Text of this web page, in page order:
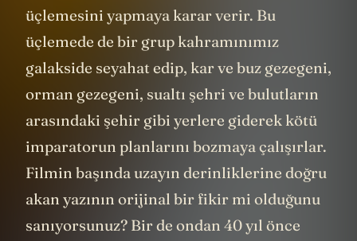
üçlemesini yapmaya karar verir. Bu
üçlemede de bir grup kahramınımız
galakside seyahat edip, kar ve buz gezegeni,
orman gezegeni, sualtı şehri ve bulutların
arasındaki şehir gibi yerlere giderek kötü
imparatorun planlarını bozmaya çalışırlar.
Filmin başında uzayın derinliklerine doğru
akan yazının orijinal bir fikir mi olduğunu
sanıyorsunuz? Bir de ondan 40 yıl önce